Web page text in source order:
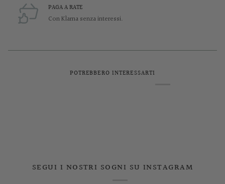
PAGA A RATE
Con Klarna senza interessi.
POTREBBERO INTERESSARTI
SEGUI I NOSTRI SOGNI SU INSTAGRAM